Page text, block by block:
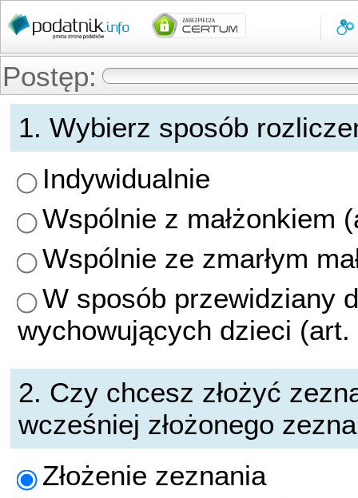
menu
do
treści
strony
Postęp: 0%
Sposób
rozliczenia
Sposób
rozliczenia
1. Wybierz sposób
Indywidualnie
Wspólnie z małżonkiem
Wspólnie ze zmarłym
W sposób przewidziany
wychowujących dzieci
2. Czy chcesz złożyć
wcześniej złożonego
Złożenie zeznania